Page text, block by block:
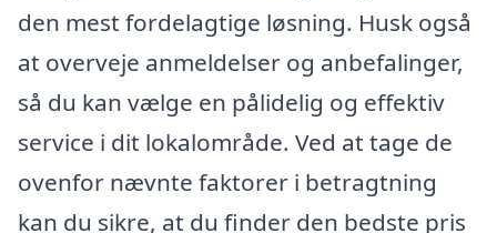
den mest fordelagtige løsning. Husk også
at overveje anmeldelser og anbefalinger,
så du kan vælge en pålidelig og effektiv
service i dit lokalområde. Ved at tage de
ovenfor nævnte faktorer i betragtning
kan du sikre, at du finder den bedste pris